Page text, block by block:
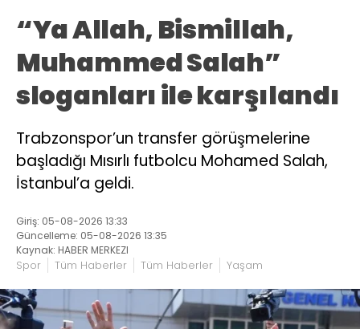
“Ya Allah, Bismillah,
Muhammed Salah”
sloganları ile karşılandı
Trabzonspor’un transfer görüşmelerine
başladığı Mısırlı futbolcu Mohamed Salah,
İstanbul’a geldi.
Giriş: 05-08-2026 13:33
Güncelleme: 05-08-2026 13:35
Kaynak: HABER MERKEZI
Spor Tüm Haberler Tüm Haberler Yaşam